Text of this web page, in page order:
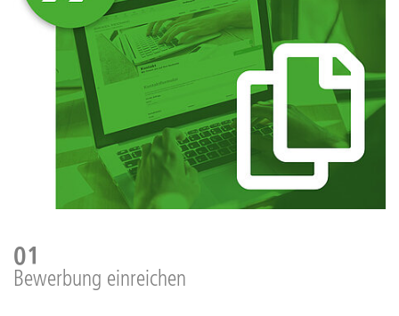
01
Bewerbung einreichen